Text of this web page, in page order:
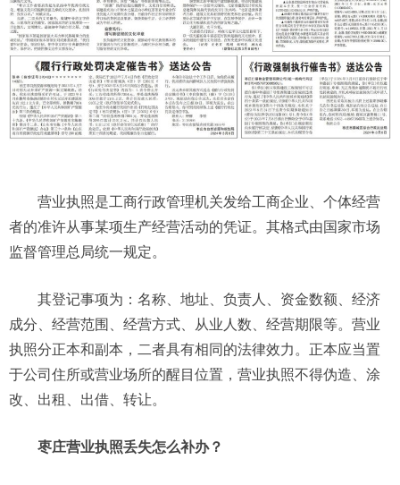
营业执照是工商行政管理机关发给工商企业、个体经营
者的准许从事某项生产经营活动的凭证。其格式由国家市场
监督管理总局统一规定。
其登记事项为：名称、地址、负责人、资金数额、经济
成分、经营范围、经营方式、从业人数、经营期限等。营业
执照分正本和副本，二者具有相同的法律效力。正本应当置
于公司住所或营业场所的醒目位置，营业执照不得伪造、涂
改、出租、出借、转让。
枣庄营业执照丢失怎么补办？